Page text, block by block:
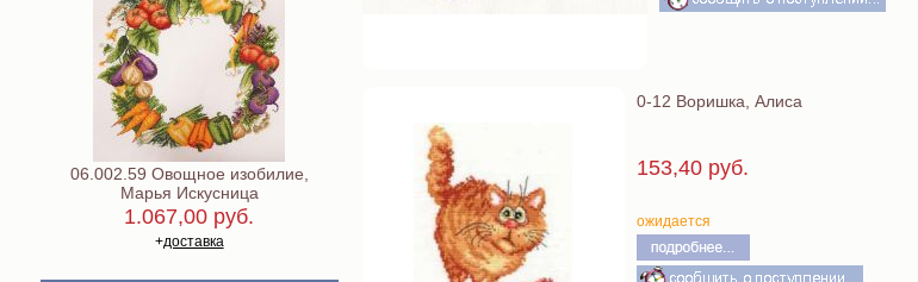
0-12 Воришка, Алиса
153,40 руб.
ожидается
06.002.59 Овощное изобилие,
Марья Искусница
1.067,00 руб.
+доставка